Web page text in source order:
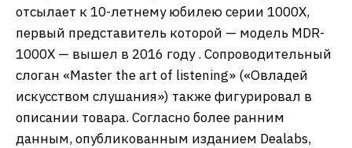
отсылает к 10-летнему юбилею серии 1000X,
первый представитель которой — модель MDR-
1000X — вышел в 2016 году . Сопроводительный
слоган «Master the art of listening» («Овладей
искусством слушания») также фигурировал в
описании товара. Согласно более ранним
данным, опубликованным изданием Dealabs,